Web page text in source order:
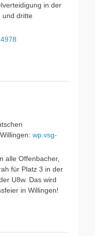
in der
und dritte
wp.vsg-
alle Offenbacher,
für Platz 3 in der
U8w. Das wird
in Willingen!